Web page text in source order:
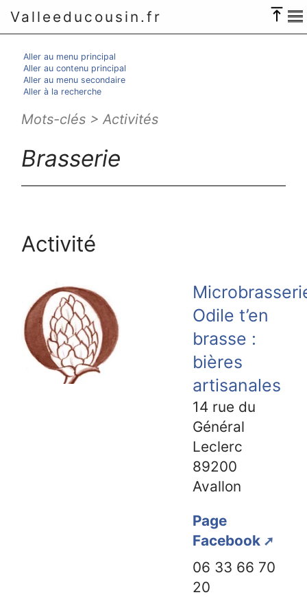
Valleeducousin.fr
Aller au menu principal
Aller au contenu principal
Aller au menu secondaire
Aller à la recherche
Mots-clés > Activités
Brasserie
Activité
Odile t’en
brasse :
bières
artisanales
14 rue du
Général
Leclerc
89200
Avallon
Page
Facebook
06 33 66 70
20